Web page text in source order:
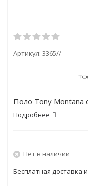
Артикул: 3365//
Поло Tony Montana
Подробнее
Нет в наличии
Бесплатная доставка